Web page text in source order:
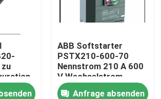
zu
ABB Softstarter
PSTX210-600-70
Nennstrom 210 A 600
V Wechselstrom
Anfrage absenden